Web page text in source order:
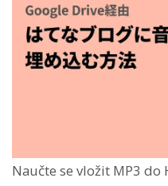
Naučte se vložit MP3 do